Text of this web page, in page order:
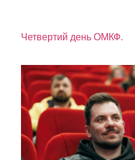
Четвертий день ОМКФ.